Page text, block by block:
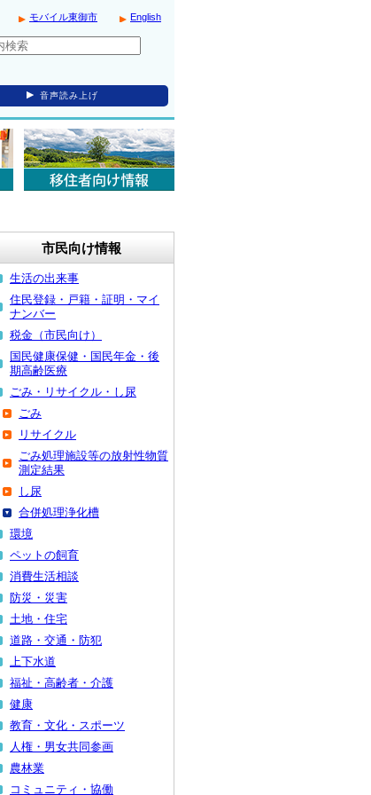
English
モバイル東御市
音声読み上げ
市民向け情報
生活の出来事
住民登録・戸籍・証明・マイ
ナンバー
税金（市民向け）
国民健康保健・国民年金・後
期高齢医療
ごみ・リサイクル・し尿
ごみ
リサイクル
ごみ処理施設等の放射性物質
測定結果
し尿
合併処理浄化槽
環境
ペットの飼育
消費生活相談
防災・災害
土地・住宅
道路・交通・防犯
上下水道
福祉・高齢者・介護
健康
教育・文化・スポーツ
人権・男女共同参画
農林業
コミュニティ・協働